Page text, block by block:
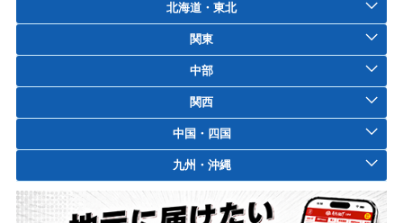
北海道・東北
関東
中部
関西
中国・四国
九州・沖縄